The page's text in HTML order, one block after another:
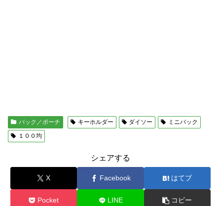
バック／ポーチ キーホルダー ダイソー
ミニバック
１００均
シェアする
X Facebook はてブ
Pocket LINE コピー